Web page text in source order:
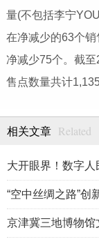
量(不包括李宁
在净减少的63个
净减少75个。截
售点数量共计
相关文章 Related
大开眼界！数字人
“空中丝绸之路”创
京津冀三地博物